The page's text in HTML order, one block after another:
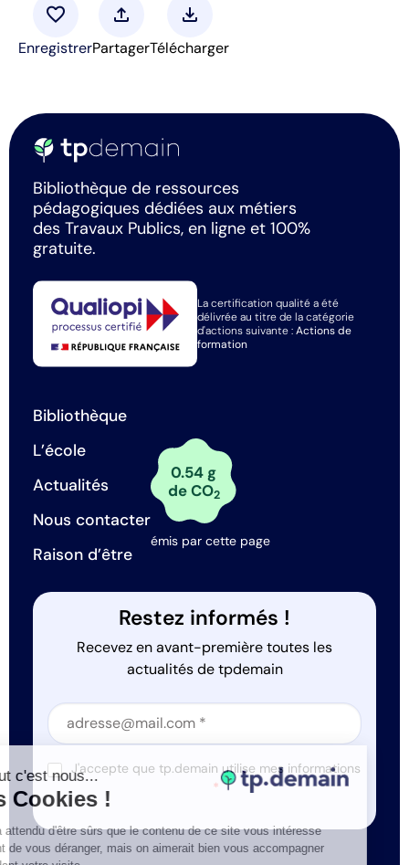
favorite
Enregistrer
upload
Partager
download
Télécharger
Bibliothèque de ressources
pédagogiques dédiées aux métiers
des Travaux Publics, en ligne et 100%
gratuite.
La certification qualité a été
délivrée au titre de la catégorie
d'actions suivante :Actions de
formation
Bibliothèque
L’école
Actualités
Nous contacter
Raison d’être
0.54 g
de CO2
émis par cette page
Restez informés !
Recevez en avant-première toutes les
actualités de tpdemain
Section
Section
J'accepte que tp.demain utilise mes informations
*
Salut c'est nous...
les Cookies !
On a attendu d'être sûrs que le contenu de ce site vous intéresse
avant de vous déranger, mais on aimerait bien vous accompagner